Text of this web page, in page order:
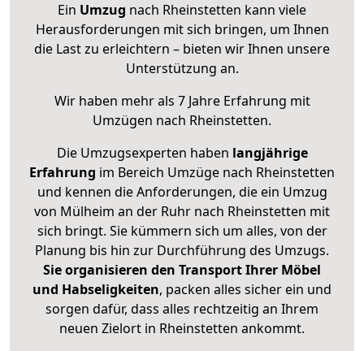
Ein Umzug nach Rheinstetten kann viele
Herausforderungen mit sich bringen, um Ihnen
die Last zu erleichtern – bieten wir Ihnen unsere
Unterstützung an.
Wir haben mehr als 7 Jahre Erfahrung mit
Umzügen nach Rheinstetten.
Die Umzugsexperten haben langjährige
Erfahrung im Bereich Umzüge nach Rheinstetten
und kennen die Anforderungen, die ein Umzug
von Mülheim an der Ruhr nach Rheinstetten mit
sich bringt. Sie kümmern sich um alles, von der
Planung bis hin zur Durchführung des Umzugs.
Sie organisieren den Transport Ihrer Möbel
und Habseligkeiten, packen alles sicher ein und
sorgen dafür, dass alles rechtzeitig an Ihrem
neuen Zielort in Rheinstetten ankommt.